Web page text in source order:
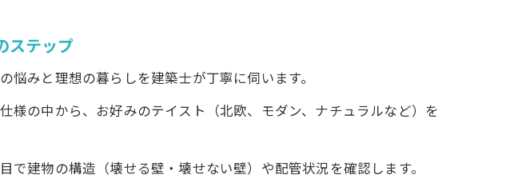
住まいづくりを
ステップ
悩みと理想の暮らしを建築士が丁寧に伺います。
様の中から、お好みのテイスト（北欧、モダン、ナチュラルなど）を
で建物の構造（壊せる壁・壊せない壁）や配管状況を確認します。